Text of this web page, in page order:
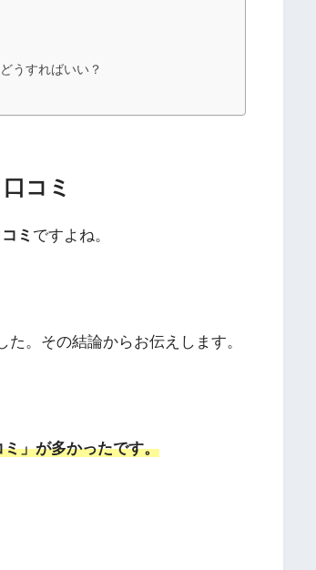
うすればいい？
コミ
ミ ですよね。
。その結論からお伝えします。
」が多かったです。